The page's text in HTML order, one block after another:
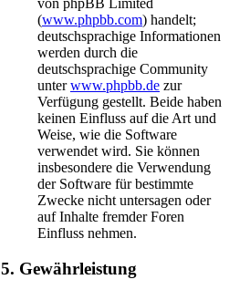
von phpBB Limited
(www.phpbb.com) handelt;
deutschsprachige Informationen
werden durch die
deutschsprachige Community
unterwww.phpbb.de zur
Verfügung gestellt. Beide haben
keinen Einfluss auf die Art und
Weise, wie die Software
verwendet wird. Sie können
insbesondere die Verwendung
der Software für bestimmte
Zwecke nicht untersagen oder
auf Inhalte fremder Foren
Einfluss nehmen.
5. Gewährleistung